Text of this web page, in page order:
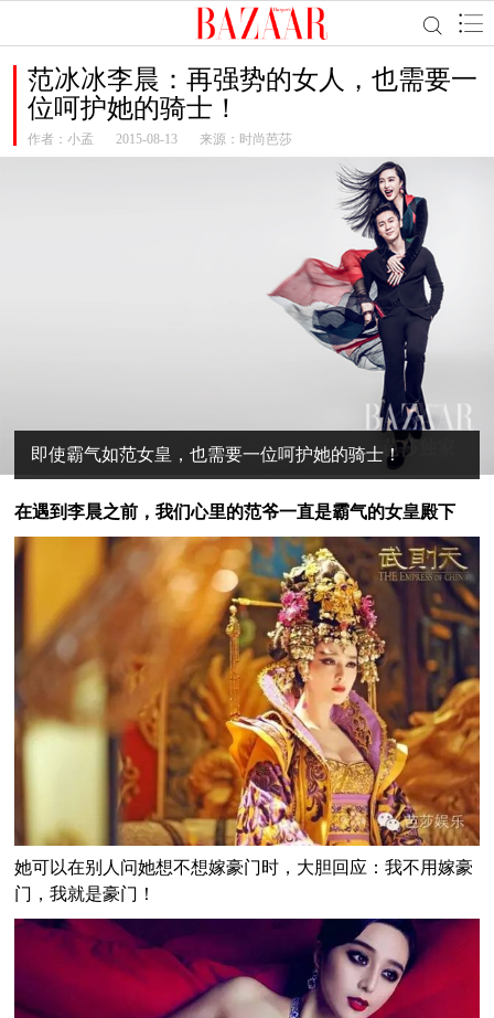
范冰冰李晨：再强势的女人，也需要一
位呵护她的骑士！
作者： 小孟 2015-08-13 来源：时尚芭莎
即使霸气如范女皇，也需要一位呵护她的骑士！
在遇到李晨之前，我们心里的范爷一直是霸气的女皇殿下
她可以在别人问她想不想嫁豪门时，大胆回应：我不用嫁豪
门，我就是豪门！